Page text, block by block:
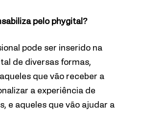
pelo phygital?
pode ser inserido na
de diversas formas,
que vão receber a
a experiência de
e aqueles que vão ajudar a